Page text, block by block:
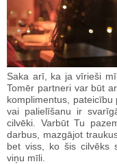
Saka arī, ka ja vīrieši
Tomēr partneri var būt
komplimentus,
vai palielīšanu ir
cilvēki. Varbūt Tu
darbus, mazgājot
bet viss, ko šis cilvēks
viņu mīli.